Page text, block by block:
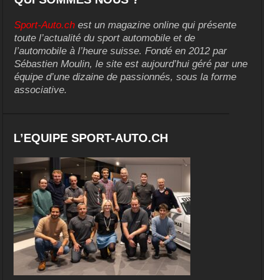
Sport-Auto.ch est un magazine online qui présente
toute l’actualité du sport automobile et de
l’automobile à l’heure suisse. Fondé en 2012 par
Sébastien Moulin, le site est aujourd’hui géré par une
équipe d’une dizaine de passionnés, sous la forme
associative.
L’EQUIPE SPORT-AUTO.CH